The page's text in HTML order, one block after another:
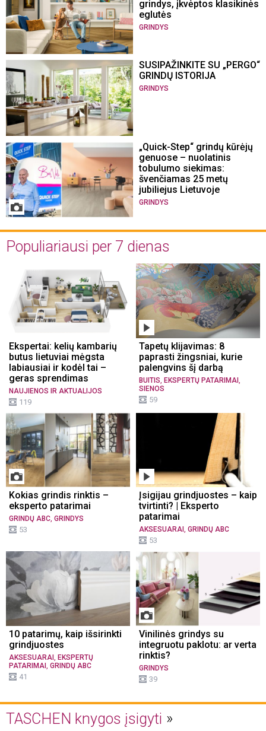
grindys, įkvėptos klasikinės
eglutės
GRINDYS
SUSIPAŽINKITE SU „PERGO“
GRINDŲ ISTORIJA
GRINDYS
„Quick-Step“ grindų kūrėjų
genuose – nuolatinis
tobulumo siekimas:
švenčiamas 25 metų
jubiliejus Lietuvoje
GRINDYS
Populiariausi per 7 dienas
Ekspertai: kelių kambarių
butus lietuviai mėgsta
labiausiai ir kodėl tai –
geras sprendimas
NAUJIENOS IR AKTUALIJOS
119
Tapetų klijavimas: 8
paprasti žingsniai, kurie
palengvins šį darbą
BUITIS EKSPERTŲ PATARIMAI
SIENOS
59
Kokias grindis rinktis –
eksperto patarimai
GRINDŲ ABC, GRINDYS
53
Įsigijau grindjuostes – kaip
tvirtinti? | Eksperto
patarimai
AKSESUARAI , GRINDŲ ABC
53
10 patarimų, kaip išsirinkti
grindjuostes
AKSESUARAI EKSPERTŲ
PATARIMAI GRINDŲ ABC
41
Vinilinės grindys su
integruotu paklotu: ar verta
rinktis?
GRINDYS
39
TASCHEN knygos įsigyti